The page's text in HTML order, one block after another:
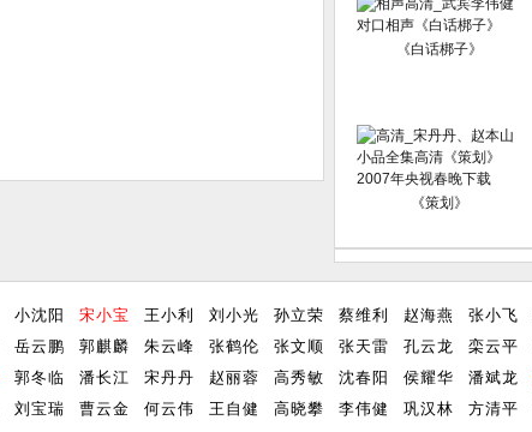
《白话梆子》
《策划》
小沈阳 宋小宝 王小利 刘小光 孙立荣 蔡维利 赵海燕 张小飞
岳云鹏 郭麒麟 朱云峰 张鹤伦 张文顺 张天雷 孔云龙 栾云平
郭冬临 潘长江 宋丹丹 赵丽蓉 高秀敏 沈春阳 侯耀华 潘斌龙
刘宝瑞 曹云金 何云伟 王自健 高晓攀 李伟健 巩汉林 方清平